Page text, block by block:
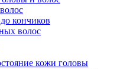
кончиков
волос
кожи головы